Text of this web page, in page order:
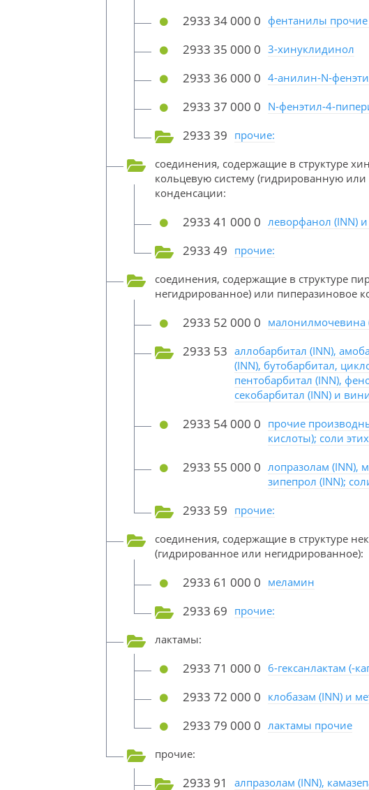
2933 34 000 0 фентанилы
2933 35 000 0 3-хинуклидинол
2933 36 000 0 4-анилин-N-
2933 37 000 0 N-фенэтил-4-
2933 39 прочие:
соединения, содержащие в структуре
кольцевую систему (гидрированную
конденсации:
2933 41 000 0 леворфанол (INN) и
2933 49 прочие:
соединения, содержащие в структуре
негидрированное) или пиперазиновое
2933 52 000 0 малонилмочевина
2933 53 аллобарбитал (INN),
(INN), бутобарбитал,
пентобарбитал (INN),
секобарбитал (INN) и
2933 54 000 0 прочие
кислоты); соли
2933 55 000 0 лопразолам (INN),
зипепрол (INN);
2933 59 прочие:
соединения, содержащие в структуре
(гидрированное или негидрированное):
2933 61 000 0 меламин
2933 69 прочие:
лактамы:
2933 71 000 0 6-гексанлактам (-
2933 72 000 0 клобазам (INN) и
2933 79 000 0 лактамы прочие
прочие:
2933 91
алпразолам (INN),